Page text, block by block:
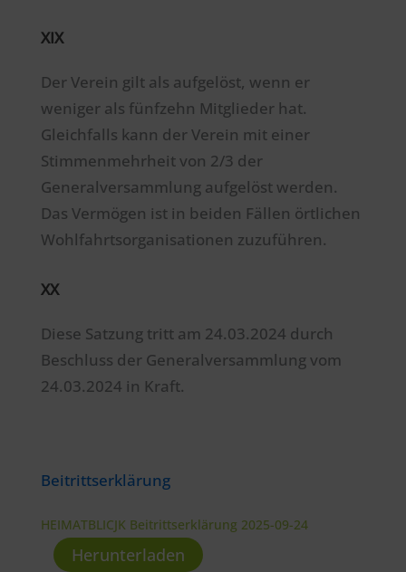
XIX
Der Verein gilt als aufgelöst, wenn er
weniger als fünfzehn Mitglieder hat.
Gleichfalls kann der Verein mit einer
Stimmenmehrheit von 2/3 der
Generalversammlung aufgelöst werden.
Das Vermögen ist in beiden Fällen örtlichen
Wohlfahrtsorganisationen zuzuführen.
XX
Diese Satzung tritt am 24.03.2024 durch
Beschluss der Generalversammlung vom
24.03.2024 in Kraft.
Beitrittserklärung
HEIMATBLICJK Beitrittserklärung 2025-09-24
Herunterladen